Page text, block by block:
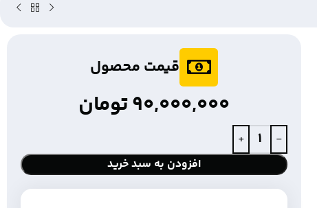
قیمت محصول
90,000,000تومان
افزودن به سبد خرید